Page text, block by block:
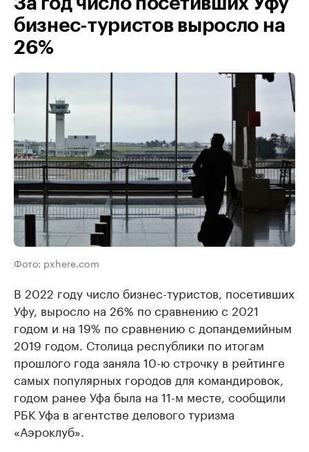
бизнес-туристов выросло на
26%
Фото: pxhere.com
В 2022 году число бизнес-туристов, посетивших
Уфу, выросло на 26% по сравнению с 2021
годом и на 19% по сравнению с допандемийным
2019 годом. Столица республики по итогам
прошлого года заняла 10-ю строчку в рейтинге
самых популярных городов для командировок,
годом ранее Уфа была на 11-м месте, сообщили
РБК Уфа в агентстве делового туризма
«Аэроклуб».